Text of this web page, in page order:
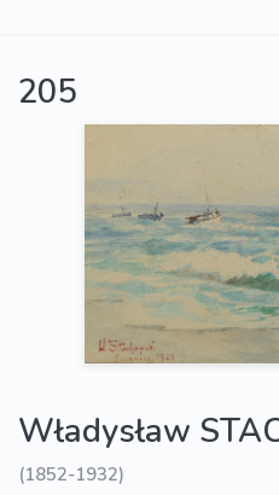
205
Władysław
(1852-1932)